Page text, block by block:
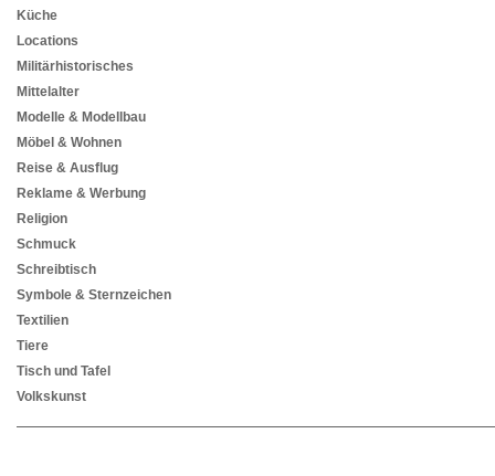
Küche
Locations
Militärhistorisches
Mittelalter
Modelle & Modellbau
Möbel & Wohnen
Reise & Ausflug
Reklame & Werbung
Religion
Schmuck
Schreibtisch
Symbole & Sternzeichen
Textilien
Tiere
Tisch und Tafel
Volkskunst